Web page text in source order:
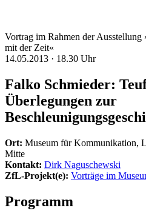
Vortrag im Rahmen der
mit der Zeit«
14.05.2013 · 18.30 Uhr
Falko Schmieder:
Überlegungen zur
Ort: Museum für Kommunikation,
Mitte
Kontakt: Dirk Naguschewski
ZfL-Projekt(e): Vorträge im
Programm